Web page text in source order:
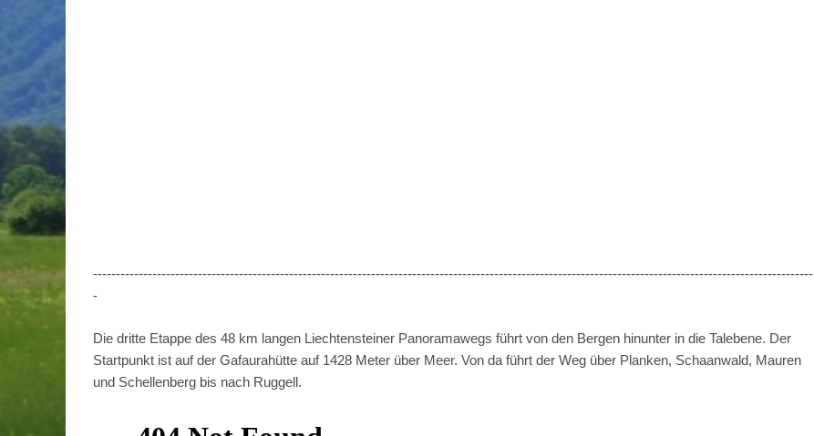
--------------------------------------------------------------------------------------------------------------------------------------------------------------
-
Die dritte Etappe des 48 km langen Liechtensteiner Panoramawegs führt von den Bergen hinunter in die Talebene. Der
Startpunkt ist auf der Gafaurahütte auf 1428 Meter über Meer. Von da führt der Weg über Planken, Schaanwald, Mauren
und Schellenberg bis nach Ruggell.